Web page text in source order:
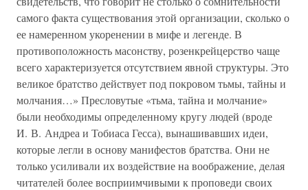
самого факта существования этой организации, сколько о
ее намеренном укоренении в мифе и легенде. В
противоположность масонству, розенкрейцерство чаще
всего характеризуется отсутствием явной структуры. Это
великое братство действует под покровом тьмы, тайны и
молчания…» Пресловутые «тьма, тайна и молчание»
были необходимы определенному кругу людей (вроде
И. В. Андреа и Тобиаса Гесса), вынашивавших идеи,
которые легли в основу манифестов братства. Они не
только усиливали их воздействие на воображение, делая
читателей более восприимчивыми к проповеди своих